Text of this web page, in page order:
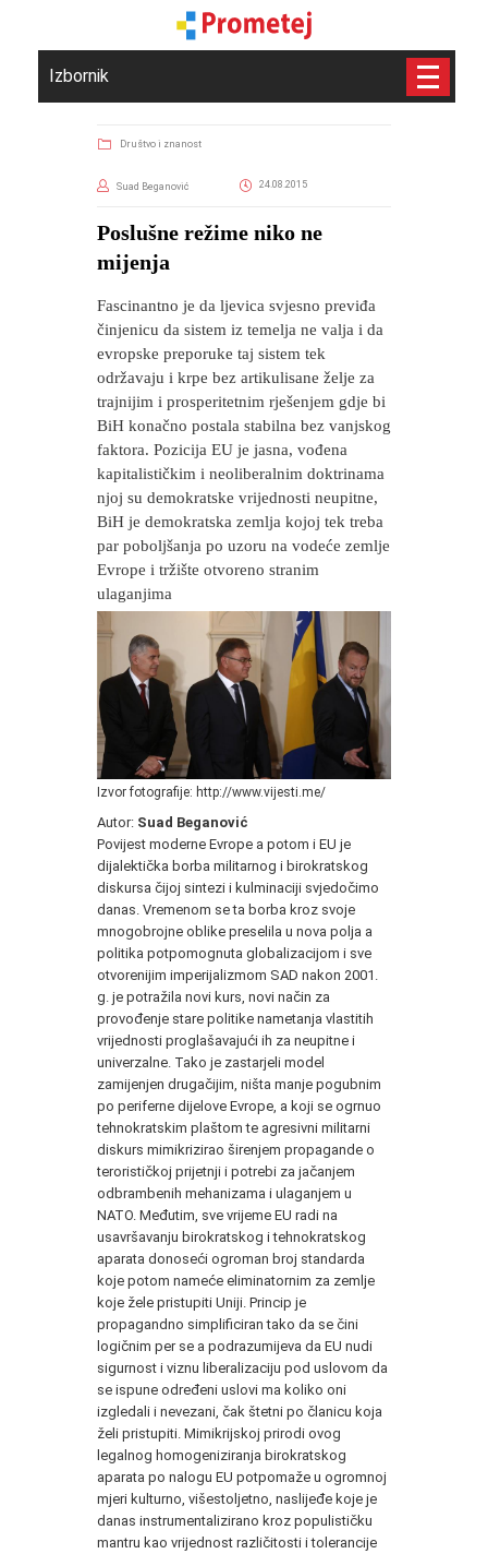
Izbornik
Društvo i znanost
Suad Beganović 24.08.2015
​Poslušne režime niko ne
mijenja
Fascinantno je da ljevica svjesno previđa
činjenicu da sistem iz temelja ne valja i da
evropske preporuke taj sistem tek
održavaju i krpe bez artikulisane želje za
trajnijim i prosperitetnim rješenjem gdje bi
BiH konačno postala stabilna bez vanjskog
faktora. Pozicija EU je jasna, vođena
kapitalističkim i neoliberalnim doktrinama
njoj su demokratske vrijednosti neupitne,
BiH je demokratska zemlja kojoj tek treba
par poboljšanja po uzoru na vodeće zemlje
Evrope i tržište otvoreno stranim
ulaganjima
Izvor fotografije: http://www.vijesti.me/
Autor: Suad Beganović
Povijest moderne Evrope a potom i EU je
dijalektička borba militarnog i birokratskog
diskursa čijoj sintezi i kulminaciji svjedočimo
danas. Vremenom se ta borba kroz svoje
mnogobrojne oblike preselila u nova polja a
politika potpomognuta globalizacijom i sve
otvorenijim imperijalizmom SAD nakon 2001.
g. je potražila novi kurs, novi način za
provođenje stare politike nametanja vlastitih
vrijednosti proglašavajući ih za neupitne i
univerzalne. Tako je zastarjeli model
zamijenjen drugačijim, ništa manje pogubnim
po periferne dijelove Evrope, a koji se ogrnuo
tehnokratskim plaštom te agresivni militarni
diskurs mimikrizirao širenjem propagande o
terorističkoj prijetnji i potrebi za jačanjem
odbrambenih mehanizama i ulaganjem u
NATO. Međutim, sve vrijeme EU radi na
usavršavanju birokratskog i tehnokratskog
aparata donoseći ogroman broj standarda
koje potom nameće eliminatornim za zemlje
koje žele pristupiti Uniji. Princip je
propagandno simplificiran tako da se čini
logičnim per se a podrazumijeva da EU nudi
sigurnost i viznu liberalizaciju pod uslovom da
se ispune određeni uslovi ma koliko oni
izgledali i nevezani, čak štetni po članicu koja
želi pristupiti. Mimikrijskoj prirodi ovog
legalnog homogeniziranja birokratskog
aparata po nalogu EU potpomaže u ogromnoj
mjeri kulturno, višestoljetno, naslijeđe koje je
danas instrumentalizirano kroz populističku
mantru kao vrijednost različitosti i tolerancije